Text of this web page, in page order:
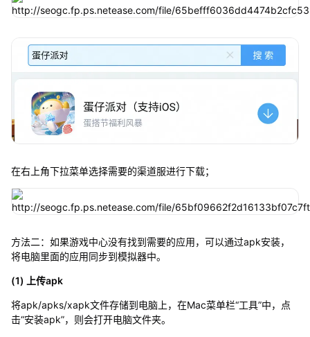
在右上角下拉菜单选择需要的渠道服进行下载；
方法二：如果游戏中心没有找到需要的应用，可以通过apk安装，
将电脑里面的应用同步到模拟器中。
(1) 上传apk
将apk/apks/xapk文件存储到电脑上，在Mac菜单栏“工具”中，点
击“安装apk”，则会打开电脑文件夹。